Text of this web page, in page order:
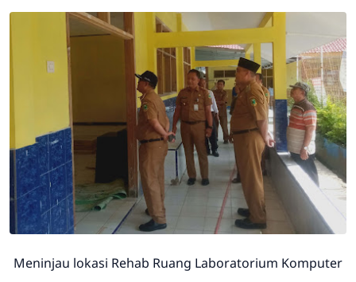
Meninjau lokasi Rehab Ruang Laboratorium Komputer